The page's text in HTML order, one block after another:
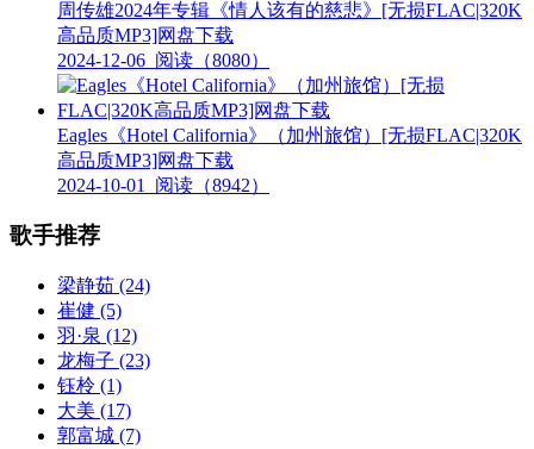
周传雄2024年专辑《情人该有的慈悲》[无损FLAC|320K
高品质MP3]网盘下载
2024-12-06 阅读（8080）
Eagles《Hotel California》（加州旅馆）[无损FLAC|320K
高品质MP3]网盘下载
2024-10-01
阅读（8942）
歌手推荐
梁静茹 (24)
崔健 (5)
羽·泉 (12)
龙梅子 (23)
钰柃 (1)
大美 (17)
郭富城 (7)